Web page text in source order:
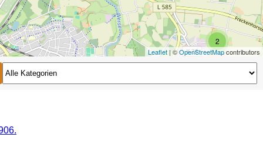
2
2
Leaflet| ©OpenStreetMapcontributors